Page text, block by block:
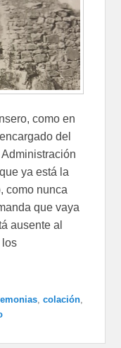
como en
del
ya está la
como nunca
que vaya
ausente al
los
,colación,